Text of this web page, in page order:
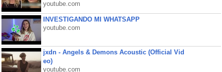
youtube.com
INVESTIGANDO MI WHATSAPP
youtube.com
jxdn - Angels & Demons Acoustic (Official Vid
eo)
youtube.com